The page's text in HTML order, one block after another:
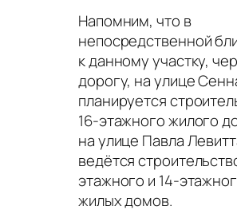
Напомним, что в
непосредственной
к данному участку,
дорогу, на улице
планируется
16-этажного жилого
на улице Павла
ведётся
этажного и 14-
жилых домов.